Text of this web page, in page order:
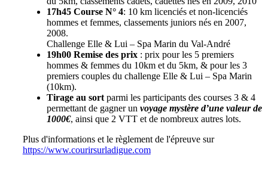
17h45 Course N° 4: 10 km licenciés et non-licenciés
hommes et femmes, classements juniors nés en 2007,
2008.
Challenge Elle & Lui – Spa Marin du Val-André
19h00 Remise des prix: prix pour les 5 premiers
hommes & femmes du 10km et du 5km, & pour les 3
premiers couples du challenge Elle & Lui – Spa Marin
(10km).
Tirage au sortparmi les participants des courses 3 & 4
permettant de gagner un voyage mystère d’une valeur de
1000€, ainsi que 2 VTT et de nombreux autres lots.
Plus d'informations et le règlement de l'épreuve sur
https://www.courirsurladigue.com